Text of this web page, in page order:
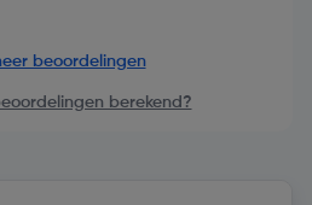
beoordelingen
berekend?